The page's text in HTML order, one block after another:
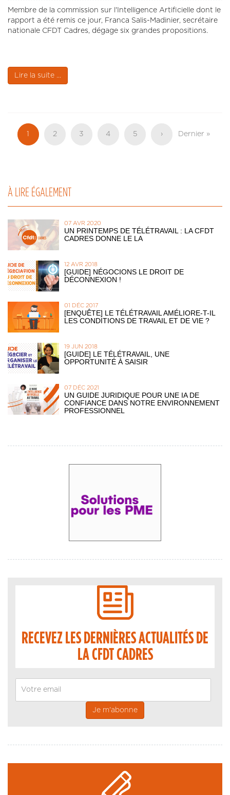
Membre de la commission sur l'Intelligence Artificielle dont le
rapport a été remis ce jour, Franca Salis-Madinier, secrétaire
nationale CFDT Cadres, dégage six grandes propositions.
Lire la suite ...
Pagination
Page
actuelle
1 Page
2 Page
3 Page
4 Page
5
Page
›
Dernière
Dernier »
À LIRE ÉGALEMENT
07 AVR 2020
UN PRINTEMPS DE TÉLÉTRAVAIL : LA CFDT
CADRES DONNE LE LA
12 AVR 2018
[GUIDE] NÉGOCIONS LE DROIT DE
DÉCONNEXION !
01 DÉC 2017
[ENQUÊTE] LE TÉLÉTRAVAIL AMÉLIORE-T-IL
LES CONDITIONS DE TRAVAIL ET DE VIE ?
19 JUN 2018
[GUIDE] LE TÉLÉTRAVAIL, UNE
OPPORTUNITÉ À SAISIR
07 DÉC 2021
UN GUIDE JURIDIQUE POUR UNE IA DE
CONFIANCE DANS NOTRE ENVIRONNEMENT
PROFESSIONNEL
RECEVEZ LES DERNIÈRES ACTUALITÉS DE
LA CFDT CADRES